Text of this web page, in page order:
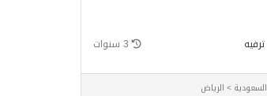
ترفيه 3 سنوات
السعودية > الرياض